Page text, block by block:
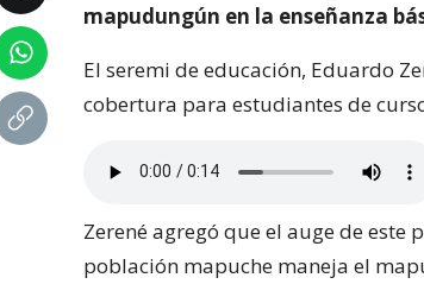
mapudungún en la enseñanza
El seremi de educación, Eduardo
cobertura para estudiantes de
Zerené agregó que el auge de este
población mapuche maneja el